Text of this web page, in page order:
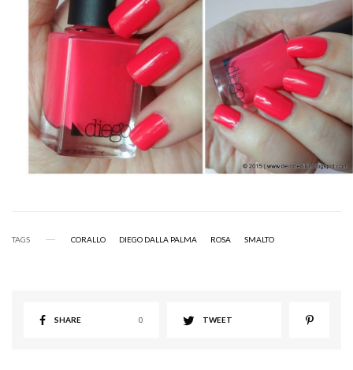
TAGS CORALLO DIEGO DALLA PALMA ROSA SMALTO
SHARE 0 TWEET